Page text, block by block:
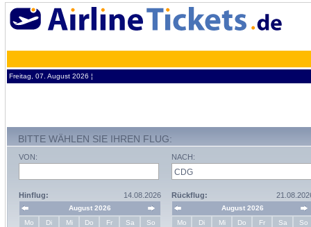
Freitag, 07. August 2026 ¦
BITTE WÄHLEN SIE IHREN FLUG:
VON:
Hinflug: 14.08.2026
August 2026
Mo
Di Mi Do Fr Sa So
NACH:
Rückflug:
August 2026
Mo
Di Mi Do Fr Sa So